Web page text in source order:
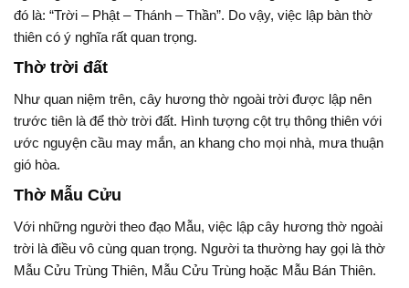
đó là: “Trời – Phật – Thánh – Thần”. Do vậy, việc lập bàn thờ
thiên có ý nghĩa rất quan trọng.
Thờ trời đất
Như quan niệm trên, cây hương thờ ngoài trời được lập nên
trước tiên là để thờ trời đất. Hình tượng cột trụ thông thiên với
ước nguyện cầu may mắn, an khang cho mọi nhà, mưa thuận
gió hòa.
Thờ Mẫu Cửu
Với những người theo đạo Mẫu, việc lập cây hương thờ ngoài
trời là điều vô cùng quan trọng. Người ta thường hay gọi là thờ
Mẫu Cửu Trùng Thiên, Mẫu Cửu Trùng hoặc Mẫu Bán Thiên.